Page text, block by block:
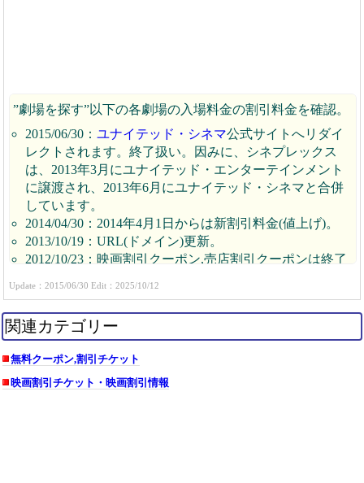
”劇場を探す”以下の各劇場の入場料金の割引料金を確認。
2015/06/30： ユナイテッド・シネマ公式サイトへリダイ
レクトされます。終了扱い。因みに、シネプレックス
は、2013年3月にユナイテッド・エンターテインメント
に譲渡され、2013年6月にユナイテッド・シネマと合併
しています。
2014/04/30：2014年4月1日からは新割引料金(値上げ)。
2013/10/19：URL(ドメイン)更新。
2012/10/23：映画割引クーポン,売店割引クーポンは終了
Update：2015/06/30 Edit：2025/10/12
関連カテゴリー
無料クーポン,割引チケット
映画割引チケット・映画割引情報